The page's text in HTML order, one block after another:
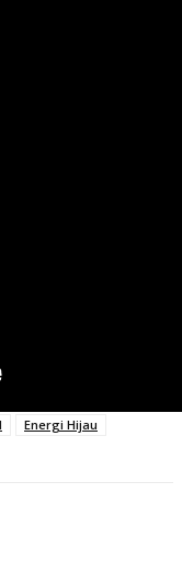
Energi Hijau